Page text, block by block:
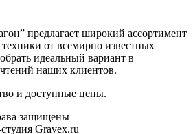
предлагает широкий ассортимент
от всемирно известных
идеальный вариант в
наших клиентов.
и доступные цены.
защищены
Gravex.ru